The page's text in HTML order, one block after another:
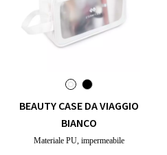
BEAUTY CASE DA VIAGGIO
BIANCO
Materiale PU, impermeabile